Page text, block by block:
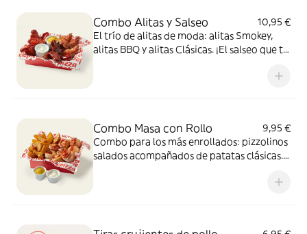
Combo Alitas y Salseo
10,95 €
El trío de alitas de moda: alitas Smokey,
alitas BBQ y alitas Clásicas. ¡El salseo que tu
Combo Masa con Rollo
9,95 €
Combo para los más enrollados: pizzolinos
salados acompañados de patatas clásicas.